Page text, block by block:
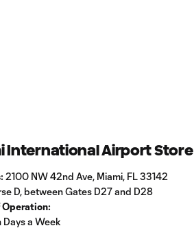
International Airport Store
2100 NW 42nd Ave, Miami, FL 33142
D, between Gates D27 and D28
Operation:
Days a Week